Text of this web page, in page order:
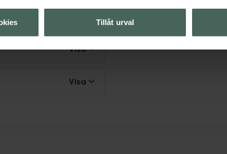
Tillåt urval
Visa
Visa